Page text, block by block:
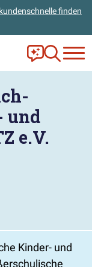
finden
Frag Ella!
Zur
und
e.V.
Kinder- und